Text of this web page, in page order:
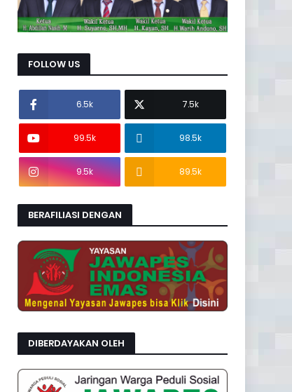
FOLLOW US
6.5k 7.5k
99.5k 98.5k
9.5k 89.5k
BERAFILIASI DENGAN
DIBERDAYAKAN OLEH